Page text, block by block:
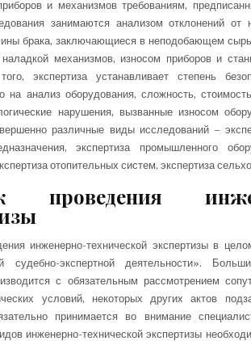
и механизмов требованиям,
занимаются анализом отклонений от
брака, заключающиеся в неподобающем
механизмов, износом приборов и
экспертиза устанавливает степень
на анализ оборудования, сложность,
нарушения, вызванные износом
различные виды исследований –
экспертиза промышленного
отопительных систем, экспертиза
проведения
инженерно-технической экспертизы в
судебно-экспертной деятельности».
с обязательным рассмотрением
условий, некоторых других актов
принимается во внимание
инженерно-технической экспертизы